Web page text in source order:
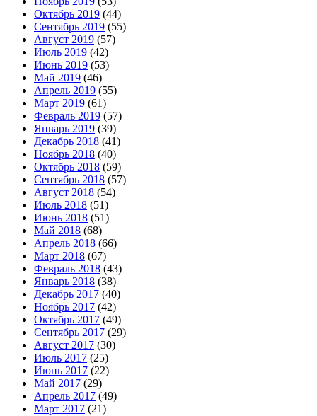
Октябрь 2019 (44)
Сентябрь 2019 (55)
Август 2019 (57)
Июль 2019 (42)
Июнь 2019 (53)
Май 2019 (46)
Апрель 2019 (55)
Март 2019 (61)
Февраль 2019 (57)
Январь 2019 (39)
Декабрь 2018 (41)
Ноябрь 2018 (40)
Октябрь 2018 (59)
Сентябрь 2018 (57)
Август 2018 (54)
Июль 2018 (51)
Июнь 2018 (51)
Май 2018 (68)
Апрель 2018 (66)
Март 2018 (67)
Февраль 2018 (43)
Январь 2018 (38)
Декабрь 2017 (40)
Ноябрь 2017 (42)
Октябрь 2017 (49)
Сентябрь 2017 (29)
Август 2017 (30)
Июль 2017 (25)
Июнь 2017 (22)
Май 2017 (29)
Апрель 2017 (49)
Март 2017 (21)